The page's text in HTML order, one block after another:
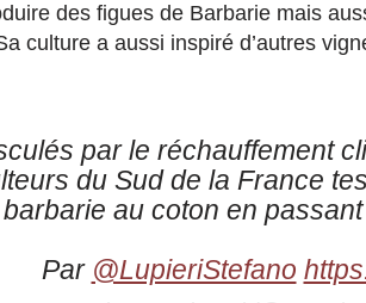
des figues de Barbarie mais
culture a aussi inspiré d’autres
par le réchauffement
du Sud de la France
au coton en
Par @LupieriStefano